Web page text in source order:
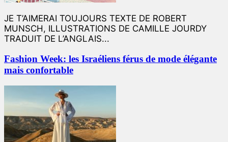
JE T’AIMERAI TOUJOURS TEXTE DE ROBERT
MUNSCH, ILLUSTRATIONS DE CAMILLE JOURDY
TRADUIT DE L’ANGLAIS...
Fashion Week: les Israéliens férus de mode élégante
mais confortable